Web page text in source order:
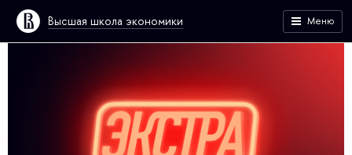
Высшая школа экономики Меню